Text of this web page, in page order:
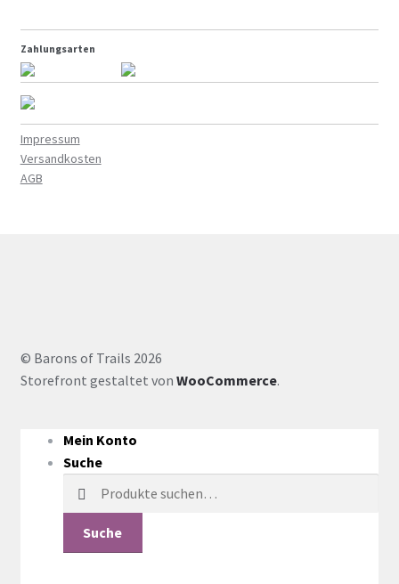
Zahlungsarten
Impressum
Versandkosten
AGB
© Barons of Trails 2026
Storefront gestaltet von WooCommerce.
Mein Konto
Suche
nach:
Suche